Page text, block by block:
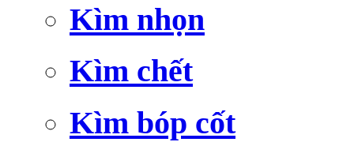
Kìm nhọn
Kìm chết
Kìm bóp cốt